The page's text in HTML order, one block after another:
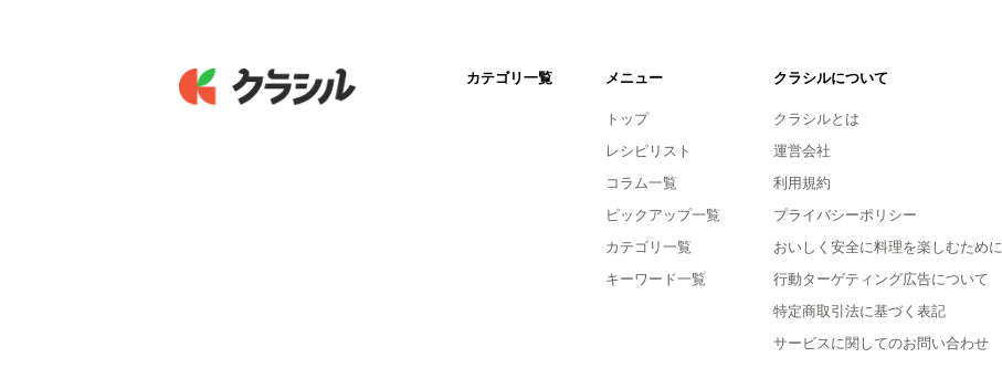
カテゴリ一覧 メニュー
トップ
レシピリスト
コラム一覧
ピックアップ一覧
カテゴリ一覧
キーワード一覧
クラシルについて
クラシルとは
運営会社
利用規約
プライバシーポリシー
おいしく安全に料理を楽しむために
行動ターゲティング広告について
特定商取引法に基づく表記
サービスに関してのお問い合わせ